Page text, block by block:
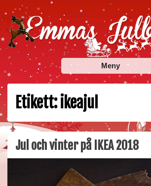
Skip
to
content
Emmas Julblogg
Julbloggar om julnyheter,
adventskalendrar , julpyssel
Meny
Etikett:ikeajul
Jul och vinter på IKEA 2018